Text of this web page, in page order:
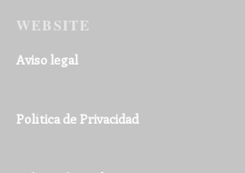
WEBSITE
Aviso legal
Política de Privacidad